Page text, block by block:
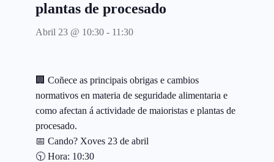
plantas de procesado
Abril 23 @ 10:30 - 11:30
🏢 Coñece as principais obrigas e cambios
normativos en materia de seguridade alimentaria e
como afectan á actividade de maioristas e plantas de
procesado.
📅 Cando? Xoves 23 de abril
🕥 Hora: 10:30